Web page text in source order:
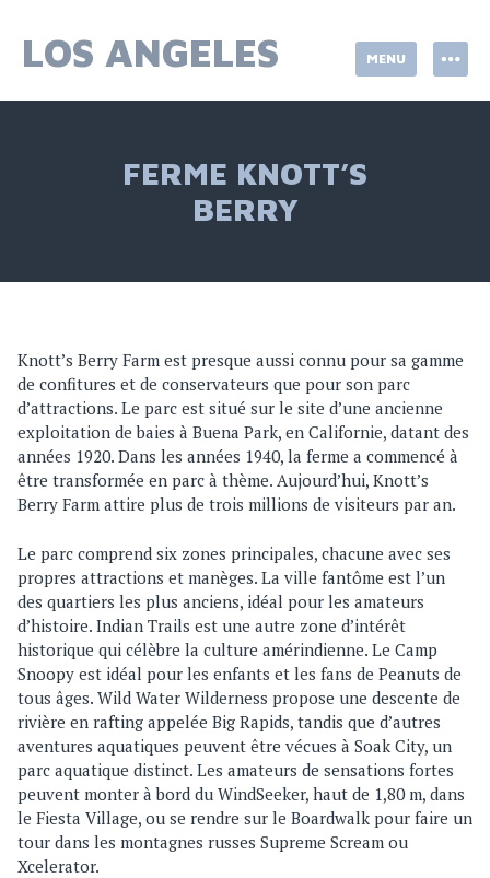
content
LOS ANGELES MENU
FERME KNOTT’S
BERRY
Knott’s Berry Farm est presque aussi connu pour sa gamme
de confitures et de conservateurs que pour son parc
d’attractions. Le parc est situé sur le site d’une ancienne
exploitation de baies à Buena Park, en Californie, datant des
années 1920. Dans les années 1940, la ferme a commencé à
être transformée en parc à thème. Aujourd’hui, Knott’s
Berry Farm attire plus de trois millions de visiteurs par an.
Le parc comprend six zones principales, chacune avec ses
propres attractions et manèges. La ville fantôme est l’un
des quartiers les plus anciens, idéal pour les amateurs
d’histoire. Indian Trails est une autre zone d’intérêt
historique qui célèbre la culture amérindienne. Le Camp
Snoopy est idéal pour les enfants et les fans de Peanuts de
tous âges. Wild Water Wilderness propose une descente de
rivière en rafting appelée Big Rapids, tandis que d’autres
aventures aquatiques peuvent être vécues à Soak City, un
parc aquatique distinct. Les amateurs de sensations fortes
peuvent monter à bord du WindSeeker, haut de 1,80 m, dans
le Fiesta Village, ou se rendre sur le Boardwalk pour faire un
tour dans les montagnes russes Supreme Scream ou
Xcelerator.